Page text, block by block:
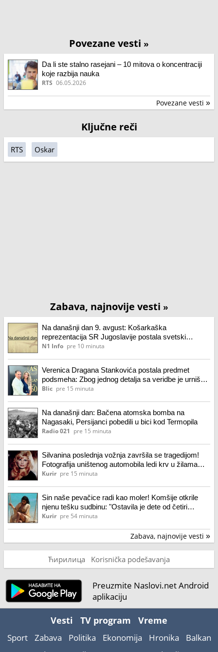
Povezane vesti »
Da li ste stalno rasejani – 10 mitova o koncentraciji
koje razbija nauka
RTS 06.05.2026
Povezane vesti »
Ključne reči
RTS Oskar
Zabava, najnovije vesti »
Na današnji dan 9. avgust: Košarkaška
reprezentacija SR Jugoslavije postala svetski
šampion
N1 Info pre 10 minuta
Verenica Dragana Stankovića postala predmet
podsmeha: Zbog jednog detalja sa veridbe je urnišu
na mrežama: "Bukvalno dva dinara"
Blic pre 15 minuta
Na današnji dan: Bačena atomska bomba na
Nagasaki, Persijanci pobedili u bici kod Termopila
Radio 021 pre 15 minuta
Silvanina poslednja vožnja završila se tragedijom!
Fotografija uništenog automobila ledi krv u žilama
(foto)
Kurir pre 15 minuta
Sin naše pevačice radi kao moler! Komšije otkrile
njenu tešku sudbinu: "Ostavila je dete od četiri
godine, maltretirali su je"
Kurir pre 54 minuta
Zabava, najnovije vesti »
Ћирилица Korisnička podešavanja
Preuzmite Naslovi.net Android
aplikaciju
Vesti TV program Vreme
Sport Zabava Politika Ekonomija Hronika
Balkan